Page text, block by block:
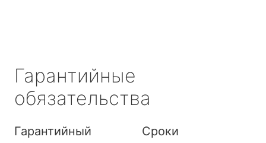
Гарантийные
обязательства
Гарантийный
Сроки